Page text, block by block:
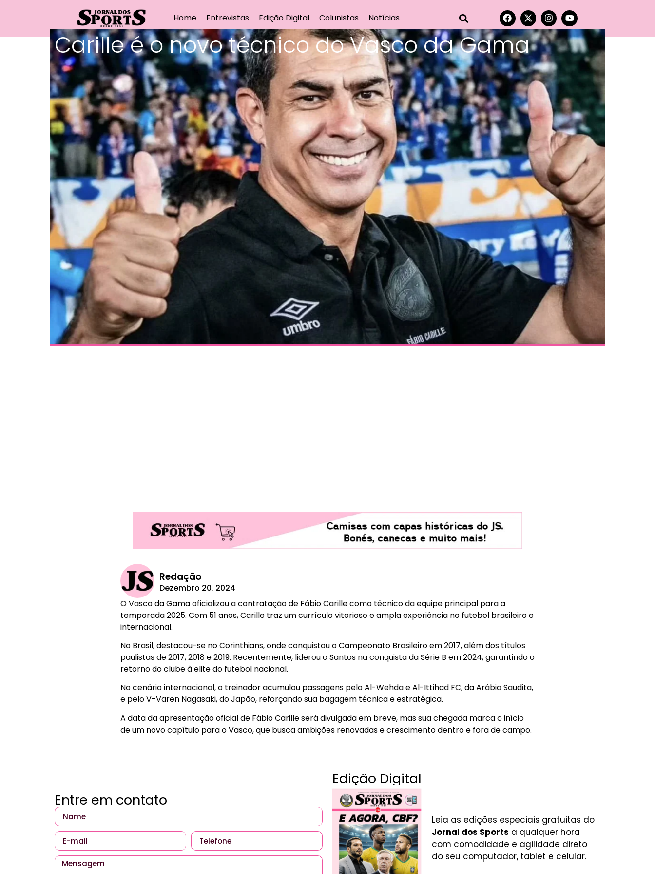
Home Entrevistas Edição Digital Colunistas Notícias
Carille é o novo técnico do Vasco da Gama
Redação
Dezembro 20, 2024
O Vasco da Gama oficializou a contratação de Fábio Carille como técnico da equipe principal para a
temporada 2025. Com 51 anos, Carille traz um currículo vitorioso e ampla experiência no futebol brasileiro e
internacional.
No Brasil, destacou-se no Corinthians, onde conquistou o Campeonato Brasileiro em 2017, além dos títulos
paulistas de 2017, 2018 e 2019. Recentemente, liderou o Santos na conquista da Série B em 2024, garantindo o
retorno do clube à elite do futebol nacional.
No cenário internacional, o treinador acumulou passagens pelo Al-Wehda e Al-Ittihad FC, da Arábia Saudita,
e pelo V-Varen Nagasaki, do Japão, reforçando sua bagagem técnica e estratégica.
A data da apresentação oficial de Fábio Carille será divulgada em breve, mas sua chegada marca o início
de um novo capítulo para o Vasco, que busca ambições renovadas e crescimento dentro e fora de campo.
Entre em contato
Edição Digital
Leia as edições especiais gratuitas do
Jornal dos Sports a qualquer hora
com comodidade e agilidade direto
do seu computador, tablet e celular.